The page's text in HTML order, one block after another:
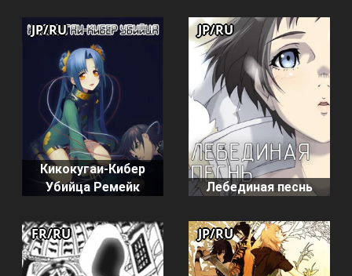
Кикокугаи-Кибер
Убийца Ремейк
JP/RU
Лебединая песнь
JP/RU
FR/RU JP/RU